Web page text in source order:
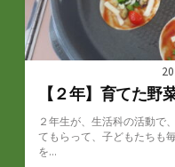
【２年】育てた野
２年生が、生活科の活動で
てもらって、子どもたちも
を...